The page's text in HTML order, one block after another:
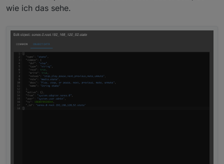
geh mal auf den Bleistift und poste die Objektdaten
wie ich das sehe.